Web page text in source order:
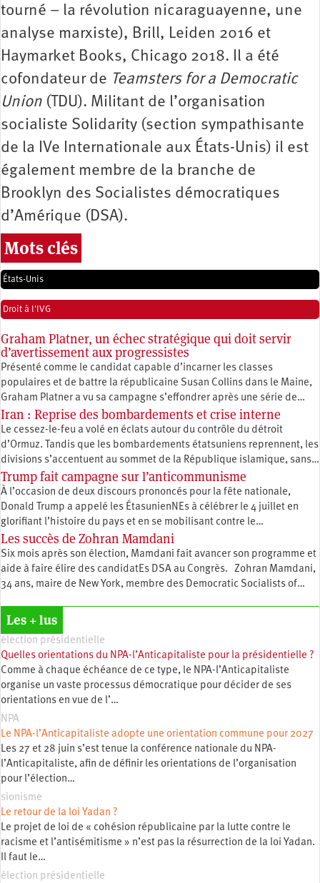
tourné – la révolution nicaraguayenne, une
analyse marxiste), Brill, Leiden 2016 et
Haymarket Books, Chicago 2018. Il a été
cofondateur de Teamsters for a Democratic
Union (TDU). Militant de l’organisation
socialiste Solidarity (section sympathisante
de la IVe Internationale aux États-Unis) il est
également membre de la branche de
Brooklyn des Socialistes démocratiques
d’Amérique (DSA).
Mots clés
États-Unis
Droit à l'IVG
Graham Platner, un échec stratégique qui doit servir
d’avertissement aux progressistes
Présenté comme le candidat capable d’incarner les classes
populaires et de battre la républicaine Susan Collins dans le Maine,
Graham Platner a vu sa campagne s’effondrer après une série de…
Iran : Reprise des bombardements et crise interne
Le cessez-le-feu a volé en éclats autour du contrôle du détroit
d’Ormuz. Tandis que les bombardements étatsuniens reprennent, les
divisions s’accentuent au sommet de la République islamique, sans…
Trump fait campagne sur l’anticommunisme
À l’occasion de deux discours prononcés pour la fête nationale,
Donald Trump a appelé les ÉtasunienNEs à célébrer le 4 juillet en
glorifiant l’histoire du pays et en se mobilisant contre le…
Les succès de Zohran Mamdani
Six mois après son élection, Mamdani fait avancer son programme et
aide à faire élire des candidatEs DSA au Congrès. Zohran Mamdani,
34 ans, maire de New York, membre des Democratic Socialists of…
Les + lus
élection présidentielle
Quelles orientations du NPA-l’Anticapitaliste pour la présidentielle ?
Comme à chaque échéance de ce type, le NPA-l’Anticapitaliste
organise un vaste processus démocratique pour décider de ses
orientations en vue de l’…
NPA
Le NPA-l’Anticapitaliste adopte une orientation commune pour 2027
Les 27 et 28 juin s’est tenue la conférence nationale du NPA-
l’Anticapitaliste, afin de définir les orientations de l’organisation
pour l’élection…
sionisme
Le retour de la loi Yadan ?
Le projet de loi de « cohésion républicaine par la lutte contre le
racisme et l’antisémitisme » n’est pas la résurrection de la loi Yadan.
Il faut le…
élection présidentielle